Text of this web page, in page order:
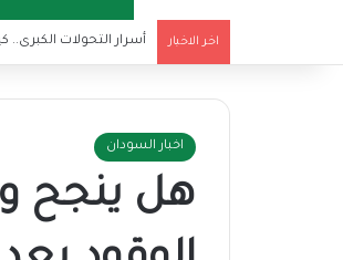
اخر الاخبار أسرار التحولات الكبرى..
اخبار السودان
هل ينجح